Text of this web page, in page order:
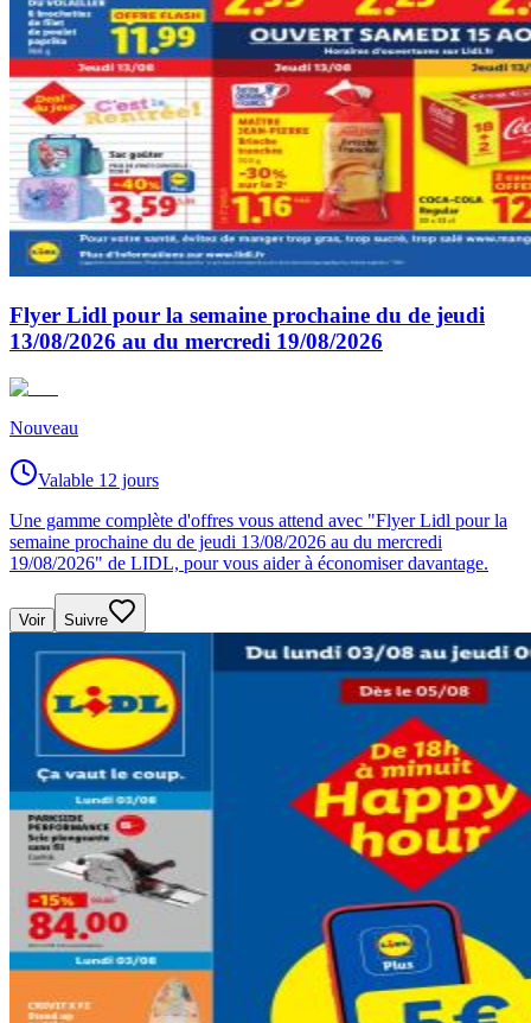
Flyer Lidl pour la semaine prochaine du de jeudi
13/08/2026 au du mercredi 19/08/2026
Nouveau
Valable 12 jours
Une gamme complète d'offres vous attend avec "Flyer Lidl pour la
semaine prochaine du de jeudi 13/08/2026 au du mercredi
19/08/2026" de LIDL, pour vous aider à économiser davantage.
Voir Suivre